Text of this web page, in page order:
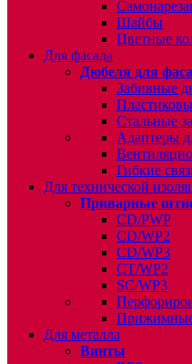
Шайбы
Цветные
Для фасада
Дюбеля для
Забивные
Стальные
Адаптеры
Гибкие
Для технической
Приварные
CD/PWP
CD/WP2
CD/WP3
CT/WP2
SC/WP3
Для металла
Винты